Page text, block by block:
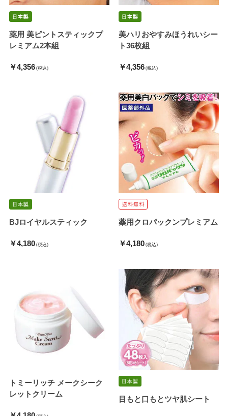
薬用 美ピントスティックプ
レミアム2本組
￥4,356 (税込)
美ハリおやすみほうれいシー
ト36枚組
￥4,356 (税込)
BJロイヤルスティック
￥4,180 (税込)
薬用クロパックンプレミアム
￥4,180 (税込)
トミーリッチ メークシーク
レットクリーム
目もと口もとツヤ肌シート